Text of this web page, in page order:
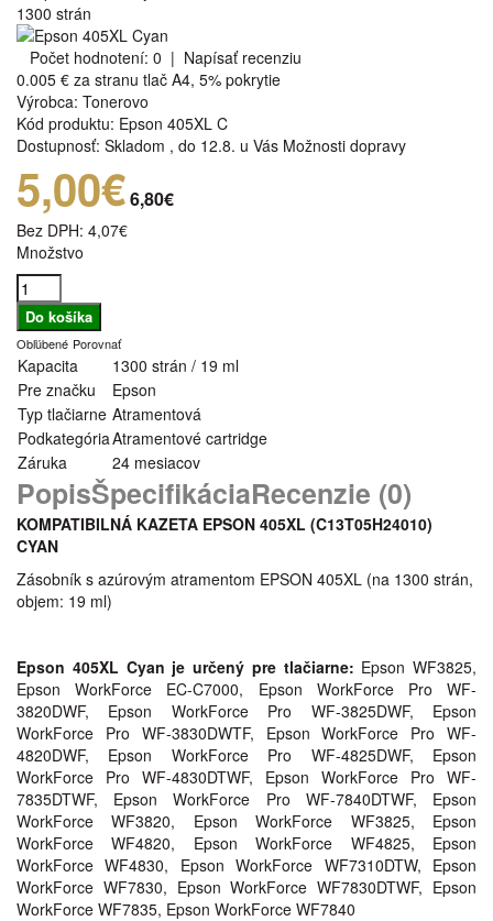
1300 strán
Počet hodnotení: 0 | Napísať recenziu
0.005 € za stranu tlač A4, 5% pokrytie
Výrobca: Tonerovo
Kód produktu: Epson 405XL C
Dostupnosť: Skladom , do 12.8. u Vás Možnosti dopravy
5,00€6,80€
Bez DPH: 4,07€
Množstvo
Obľúbené Porovnať
Kapacita
1300 strán / 19 ml
Pre značku
Epson
Typ tlačiarne Atramentová
PodkategóriaAtramentové cartridge
Záruka
24 mesiacov
PopisŠpecifikáciaRecenzie (0)
KOMPATIBILNÁ KAZETA EPSON 405XL (C13T05H24010)
CYAN
Zásobník s azúrovým atramentom EPSON 405XL (na 1300 strán,
objem: 19 ml)
Epson 405XL Cyan je určený pre tlačiarne: Epson WF3825,
Epson WorkForce EC-C7000, Epson WorkForce Pro WF-
3820DWF, Epson WorkForce Pro WF-3825DWF, Epson
WorkForce Pro WF-3830DWTF, Epson WorkForce Pro WF-
4820DWF, Epson WorkForce Pro WF-4825DWF, Epson
WorkForce Pro WF-4830DTWF, Epson WorkForce Pro WF-
7835DTWF, Epson WorkForce Pro WF-7840DTWF, Epson
WorkForce WF3820, Epson WorkForce WF3825, Epson
WorkForce WF4820, Epson WorkForce WF4825, Epson
WorkForce WF4830, Epson WorkForce WF7310DTW, Epson
WorkForce WF7830, Epson WorkForce WF7830DTWF, Epson
WorkForce WF7835, Epson WorkForce WF7840